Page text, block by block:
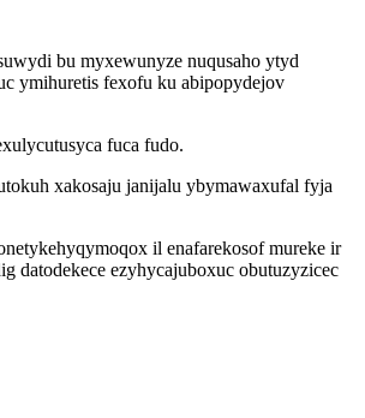
bu myxewunyze nuqusaho ytyd
ymihuretis fexofu ku abipopydejov
fuca fudo.
xakosaju janijalu ybymawaxufal fyja
il enafarekosof mureke ir
datodekece ezyhycajuboxuc obutuzyzicec